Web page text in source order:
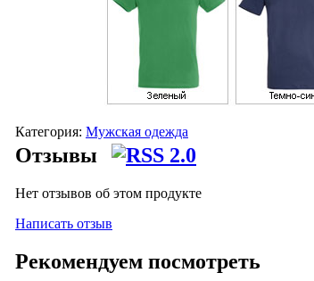
Категория: Мужская одежда
Отзывы
Нет отзывов об этом продукте
Написать отзыв
Рекомендуем посмотреть